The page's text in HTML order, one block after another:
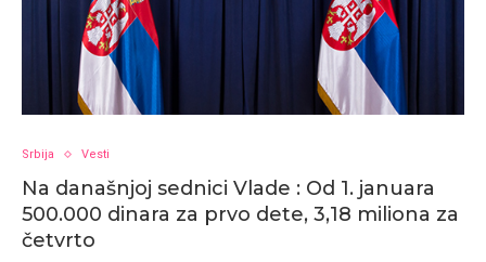
Srbija Vesti
Na današnjoj sednici Vlade : Od 1. januara
500.000 dinara za prvo dete, 3,18 miliona za
četvrto